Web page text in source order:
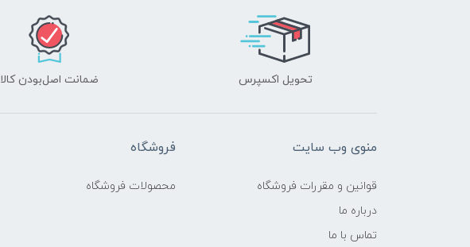
تحویل اکسپرس ضمانت اصل‌بودن کالا
منوی وب سایت
قوانین و مقررات فروشگاه
درباره ما
تماس با ما
فروشگاه
محصولات فروشگاه